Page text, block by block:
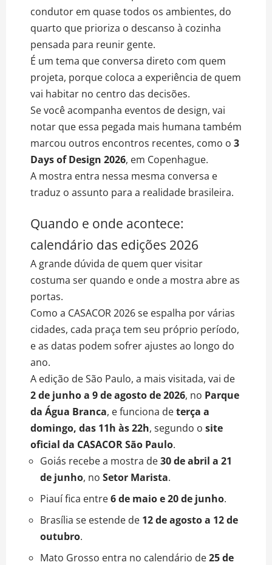
condutor em quase todos os ambientes, do
quarto que prioriza o descanso à cozinha
pensada para reunir gente.
É um tema que conversa direto com quem
projeta, porque coloca a experiência de quem
vai habitar no centro das decisões.
Se você acompanha eventos de design, vai
notar que essa pegada mais humana também
marcou outros encontros recentes, como o 3
Days of Design 2026, em Copenhague.
A mostra entra nessa mesma conversa e
traduz o assunto para a realidade brasileira.
Quando e onde acontece:
calendário das edições 2026
A grande dúvida de quem quer visitar
costuma ser quando e onde a mostra abre as
portas.
Como a CASACOR 2026 se espalha por várias
cidades, cada praça tem seu próprio período,
e as datas podem sofrer ajustes ao longo do
ano.
A edição de São Paulo, a mais visitada, vai de
2 de junho a 9 de agosto de 2026, no Parque
da Água Branca, e funciona deterça a
domingo, das 11h às 22h, segundo o site
oficial da CASACOR São Paulo.
Goiás recebe a mostra de30 de abril a 21
de junho, no Setor Marista.
Piauí fica entre6 de maio e 20 de junho.
Brasília se estende de 12 de agosto a 12 de
outubro.
Mato Grosso entra no calendário de25 de